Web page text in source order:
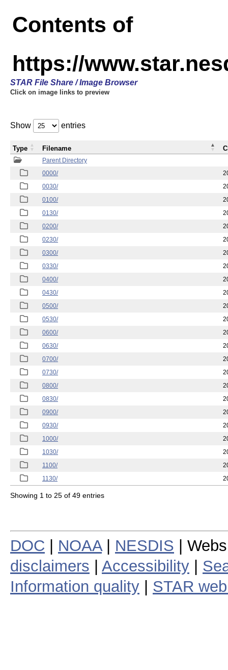
Contents of
https://
STAR File Share / Image Browser
Click on image links to preview
Show entries
Parent Directory
0000/
0030/
0100/
0130/
0200/
0230/
0300/
0330/
0400/
0430/
0500/
0530/
0600/
0630/
0700/
0730/
0800/
0830/
0900/
0930/
1000/
1030/
1100/
1130/
Type Filename
Showing 1 to 25 of 49 entries
DOC NOAA| NESDIS |
disclaimers
Accessibility
Information quality
STAR